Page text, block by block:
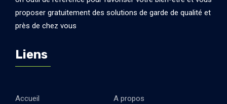
proposer gratuitement des solutions de garde de qualité et
près de chez vous
Liens
Accueil A propos